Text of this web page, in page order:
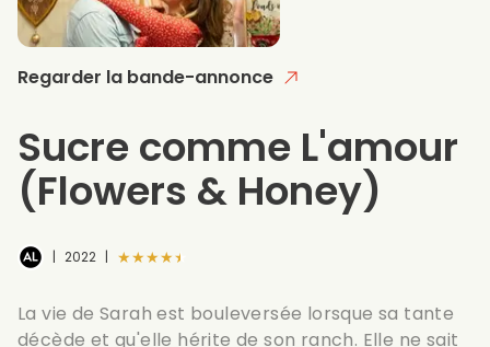
Regarder la bande-annonce
Sucre comme L'amour
(Flowers & Honey)
| 2022 | ★★★★★
La vie de Sarah est bouleversée lorsque sa tante
décède et qu'elle hérite de son ranch. Elle ne sait